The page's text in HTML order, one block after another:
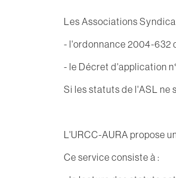
Les Associations
- l'ordonnance 2004-632
- le Décret d'application
Si les statuts de l'ASL ne
L'URCC-AURA propose
Ce service consiste à :